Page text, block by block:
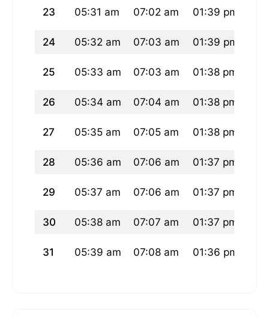
23 05:31 am 07:02 am 01:39 pm
24 05:32 am 07:03 am 01:39 pm
25 05:33 am 07:03 am 01:38 pm
26 05:34 am 07:04 am 01:38 pm
27 05:35 am 07:05 am 01:38 pm
28 05:36 am 07:06 am 01:37 pm
29 05:37 am 07:06 am 01:37 pm
30 05:38 am 07:07 am 01:37 pm
31 05:39 am 07:08 am 01:36 pm